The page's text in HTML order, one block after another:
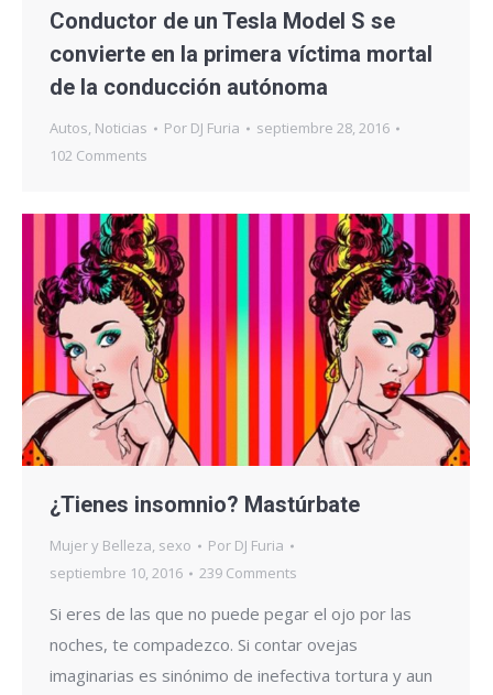
Conductor de un Tesla Model S se
convierte en la primera víctima mortal
de la conducción autónoma
Autos, Noticias Por DJ Furia
septiembre 28, 2016
102 Comments
¿Tienes insomnio? Mastúrbate
Mujer y Belleza, sexo Por DJ Furia
septiembre 10, 2016
239 Comments
Si eres de las que no puede pegar el ojo por las
noches, te compadezco. Si contar ovejas
imaginarias es sinónimo de inefectiva tortura y aun